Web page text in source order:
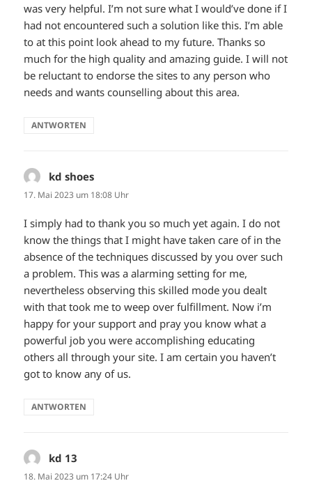
was very helpful. I’m not sure what I would’ve done if I
had not encountered such a solution like this. I’m able
to at this point look ahead to my future. Thanks so
much for the high quality and amazing guide. I will not
be reluctant to endorse the sites to any person who
needs and wants counselling about this area.
ANTWORTEN
kd shoes
17. Mai 2023 um 18:08 Uhr
I simply had to thank you so much yet again. I do not
know the things that I might have taken care of in the
absence of the techniques discussed by you over such
a problem. This was a alarming setting for me,
nevertheless observing this skilled mode you dealt
with that took me to weep over fulfillment. Now i’m
happy for your support and pray you know what a
powerful job you were accomplishing educating
others all through your site. I am certain you haven’t
got to know any of us.
ANTWORTEN
kd 13
18. Mai 2023 um 17:24 Uhr